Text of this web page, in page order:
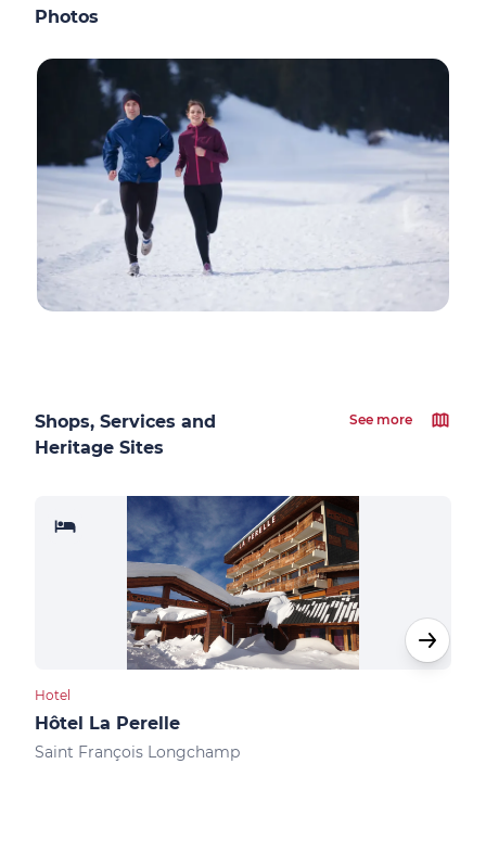
Photos
Shops, Services and
Heritage Sites
See more
Hotel
Hôtel La Perelle
Saint François Longchamp